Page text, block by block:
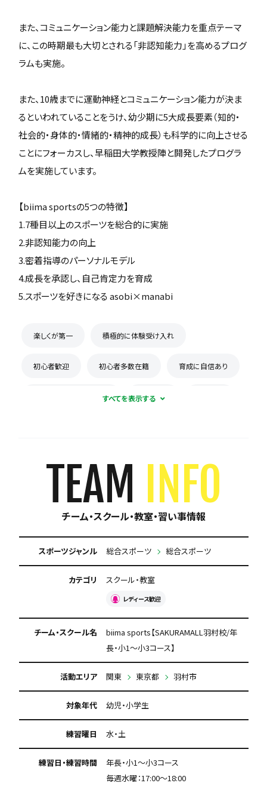
また、コミュニケーション能力と課題解決能力を重点テーマ
に、この時期最も大切とされる「非認知能力」を高めるプログ
ラムも実施。
また、10歳までに運動神経とコミュニケーション能力が決ま
るといわれていることをうけ、幼少期に5大成長要素（知的・
社会的・身体的・情緒的・精神的成長）も科学的に向上させる
ことにフォーカスし、早稲田大学教授陣と開発したプログラ
ムを実施しています。
【biima sportsの5つの特徴】
1.7種目以上のスポーツを総合的に実施
2.非認知能力の向上
3.密着指導のパーソナルモデル
4.成長を承認し、自己肯定力を育成
5.スポーツを好きになる asobi×manabi
楽しくが第一 積極的に体験受け入れ
初心者歓迎 初心者多数在籍 育成に自信あり
コーチとの距離感が近い 少数精鋭
初回購入品あり 保護者の当番なし
TEAM INFO
チーム・スクール・教室・習い事情報
スポーツジャンル 総合スポーツ 総合スポーツ
カテゴリ スクール・教室
レディース歓迎
チーム・スクール名
biima sports【SAKURAMALL羽村校/年
長・小1～小3コース】
活動エリア 関東 東京都 羽村市
対象年代 幼児・小学生
練習曜日 水・土
練習日・練習時間
年長・小1～小3コース
毎週水曜：17:00〜18:00